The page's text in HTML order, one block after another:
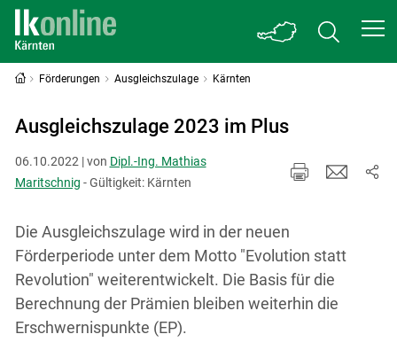
Förderungen Ausgleichszulage Kärnten
Ausgleichszulage 2023 im Plus
06.10.2022 | von Dipl.-Ing. Mathias
Maritschnig - Gültigkeit: Kärnten
Die Ausgleichszulage wird in der neuen
Förderperiode unter dem Motto "Evolution statt
Revolution" weiterentwickelt. Die Basis für die
Berechnung der Prämien bleiben weiterhin die
Erschwernispunkte (EP).